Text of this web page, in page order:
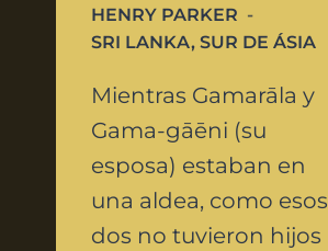
HENRY PARKER
SRI LANKA, SUR DE ÁSIA
Mientras Gamarāla y
Gama-gāēni (su
esposa) estaban en
una aldea, como esos
dos no tuvieron hijos